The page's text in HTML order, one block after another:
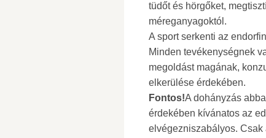
tüdőt és hörgőket,
méreganyagoktól.
A sport serkenti az
Minden tevékenységnek
megoldást magának,
elkerülése érdekében.
Fontos!A dohányzás
érdekében kívánatos az
elvégezniszabályos.